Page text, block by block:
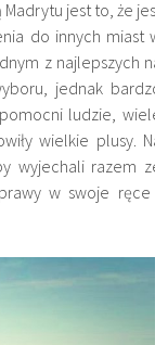
jest to, że
do innych miast
z najlepszych
jednak
ludzie,
wielkie plusy.
wyjechali razem
w swoje